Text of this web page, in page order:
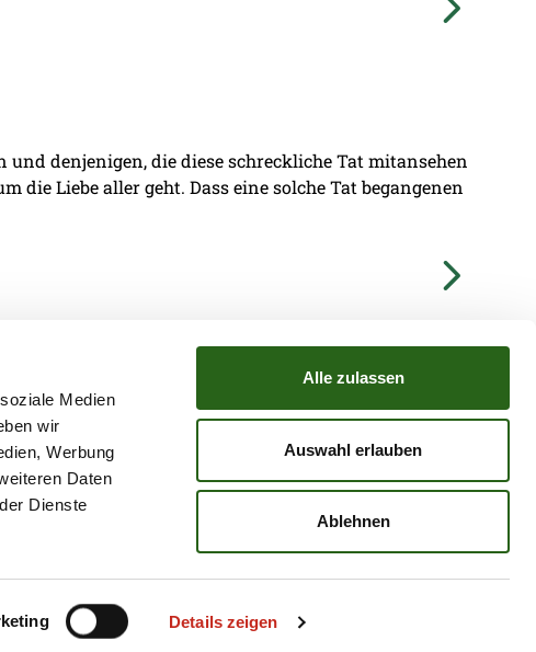
Medien
wir
Werbung
Daten
Dienste
Details zeigen
Alle zulassen
Auswahl erlauben
Ablehnen
denjenigen, die diese schreckliche Tat mitansehen
die Liebe aller geht. Dass eine solche Tat begangenen
ATGB